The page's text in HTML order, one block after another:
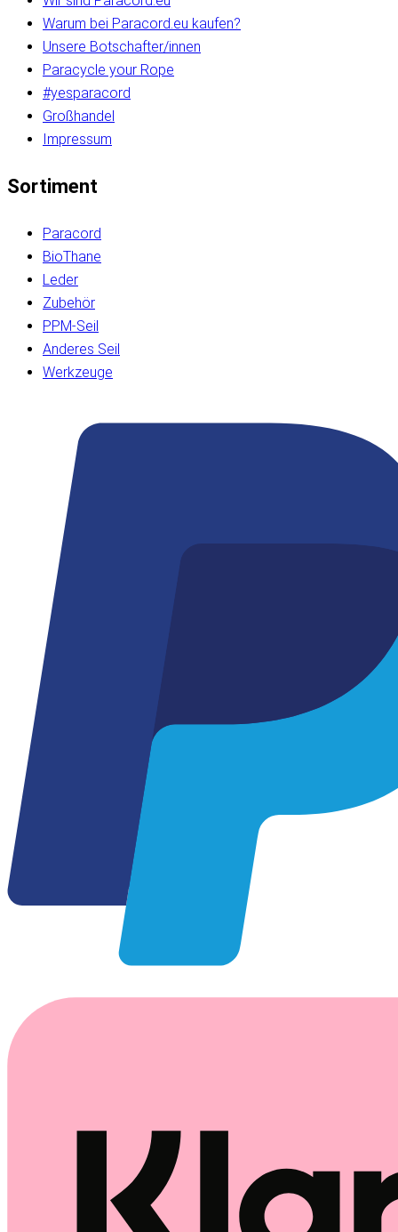
Warum bei Paracord.eu kaufen?
Unsere Botschafter/innen
Paracycle your Rope
#yesparacord
Großhandel
Impressum
Sortiment
Paracord
BioThane
Leder
Zubehör
PPM-Seil
Anderes Seil
Werkzeuge